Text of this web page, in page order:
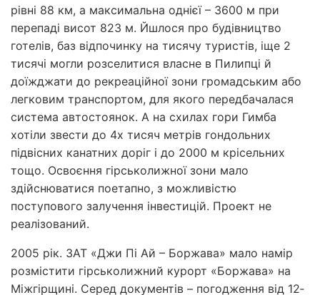
рівні 88 км, а максимальна однієї – 3600 м при
перепаді висот 823 м. Йшлося про будівництво
готелів, баз відпочинку на тисячу туристів, іще 2
тисячі могли розселитися власне в Пилипці й
доїжджати до рекреаційної зони громадським або
легковим транспортом, для якого передбачалася
система автостоянок. А на схилах гори Гимба
хотіли звести до 4­х ти­сяч метрів гондольних
підвісних канатних доріг і до 2000 м крісельних
тощо. Освоєння гірськолижної зони мало
здійснюватися поетапно, з можливістю
поступового залучення інвестицій. Проект не
реалізований.
2005 рік. ЗАТ «Джи Пі Ай – Боржава» мало намір
розмістити гірськолижний курорт «Боржава» на
Міжгірщині. Серед документів – погодження від 12­